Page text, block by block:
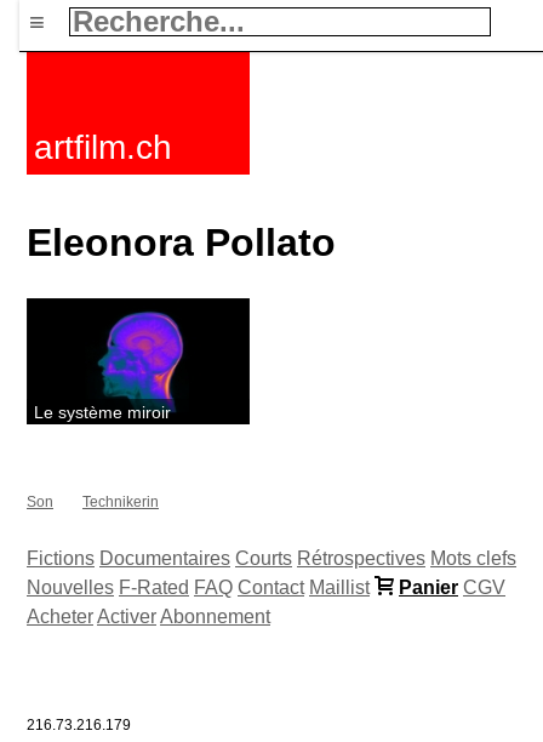
≡
artfilm.ch
Eleonora Pollato
Le système miroir
Son Technikerin
Fictions Documentaires Courts Rétrospectives Mots clefs
Nouvelles F-Rated FAQ Contact Maillist Panier CGV
AcheterActiverAbonnement
216.73.216.179